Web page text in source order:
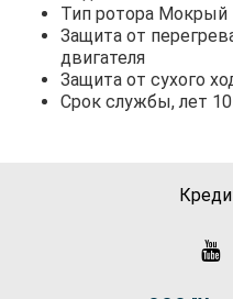
Тип ротора Мокрый
Защита от
двигателя
Защита от сухого
Срок службы, лет 10